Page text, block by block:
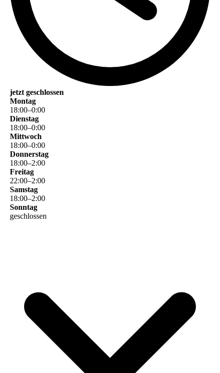
jetzt geschlossen
Montag
18:00–0:00
Dienstag
18:00–0:00
Mittwoch
18:00–0:00
Donnerstag
18:00–2:00
Freitag
22:00–2:00
Samstag
18:00–2:00
Sonntag
geschlossen